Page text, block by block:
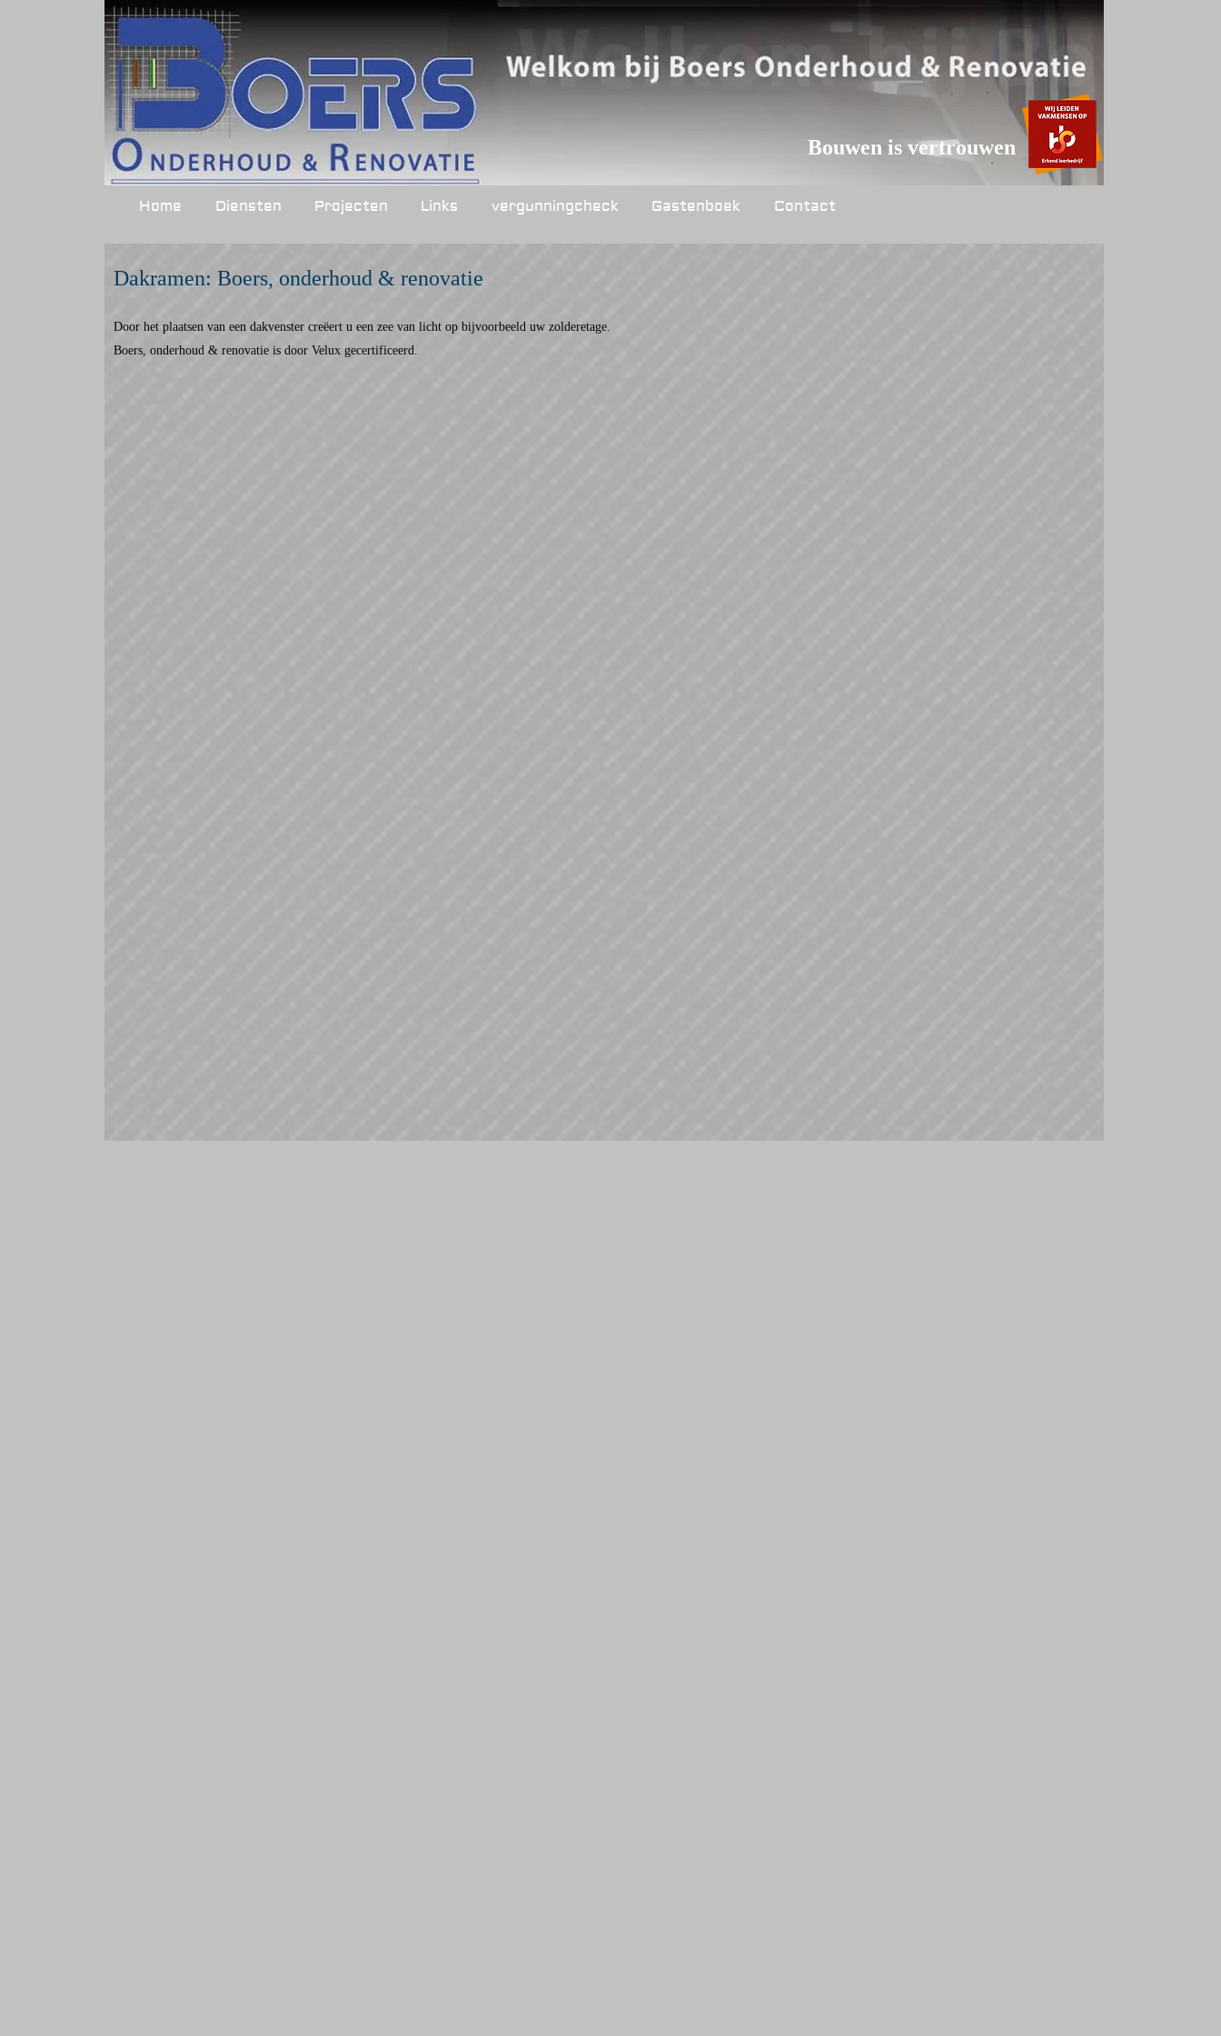
Bouwen is vertrouwen
Home Diensten Projecten Links vergunningcheck Gastenboek Contact
Dakramen: Boers, onderhoud & renovatie
Door het plaatsen van een dakvenster creëert u een zee van licht op bijvoorbeeld uw zolderetage.
Boers, onderhoud & renovatie is door Velux gecertificeerd.